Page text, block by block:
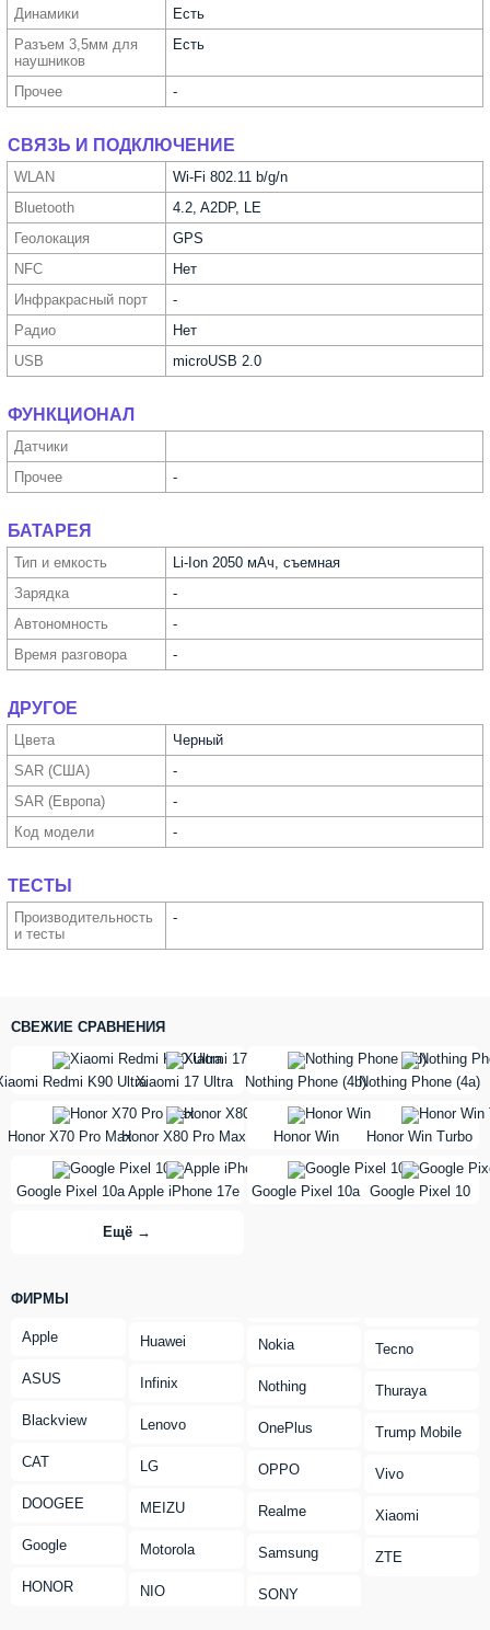
Динамики
Есть
Разъем 3,5мм для
науш­ников
Есть
Прочее -
СВЯЗЬ И ПОДКЛЮЧЕНИЕ
WLAN
Wi-Fi 802.11 b/g/n
Bluetooth
4.2, A2DP, LE
Геолока­ция
GPS
NFC
Нет
Инфра­красный порт
-
Радио
Нет
USB
microUSB 2.0
ФУНКЦИОНАЛ
Датчики
Прочее
-
БАТАРЕЯ
Тип и емкость
Li-Ion 2050 мАч, съемная
Зарядка
-
Автоно­мность
-
Время разговора
-
ДРУГОЕ
Цвета
Черный
SAR (США)
-
SAR (Европа)
-
Код модели
-
ТЕСТЫ
Производи­тельность
и тесты
-
СВЕЖИЕ СРАВНЕНИЯ
Redmi K90 Ultra
vs
Xiaomi 17 Ultra
Nothing Phone (4b)
vs
Nothing Phone (4a)
Honor X70 Pro Max
vs
Honor X80 Pro Max
Honor Win
vs
Honor Win Turbo
Google Pixel 10a
vs
Apple iPhone 17e
Google Pixel 10a
vs
Google Pixel 10
Ещё →
ФИРМЫ
Apple
ASUS
Blackview
CAT
DOOGEE
Google
HONOR
Huawei
Infinix
Lenovo
LG
MEIZU
Motorola
NIO
Nokia
Nothing
OnePlus
OPPO
Realme
Samsung
SONY
Tecno
Thuraya
Trump Mobile
Vivo
Xiaomi
ZTE